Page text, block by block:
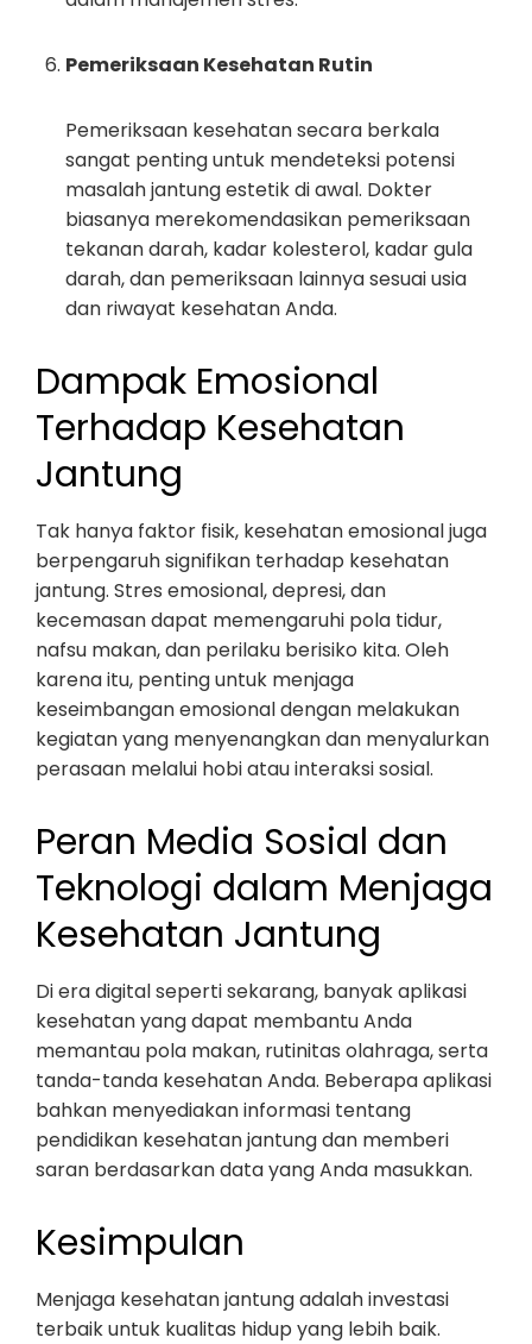
Pemeriksaan Kesehatan Rutin
Pemeriksaan kesehatan secara berkala
sangat penting untuk mendeteksi potensi
masalah jantung estetik di awal. Dokter
biasanya merekomendasikan pemeriksaan
tekanan darah, kadar kolesterol, kadar gula
darah, dan pemeriksaan lainnya sesuai usia
dan riwayat kesehatan Anda.
Dampak Emosional
Terhadap Kesehatan
Jantung
Tak hanya faktor fisik, kesehatan emosional juga
berpengaruh signifikan terhadap kesehatan
jantung. Stres emosional, depresi, dan
kecemasan dapat memengaruhi pola tidur,
nafsu makan, dan perilaku berisiko kita. Oleh
karena itu, penting untuk menjaga
keseimbangan emosional dengan melakukan
kegiatan yang menyenangkan dan menyalurkan
perasaan melalui hobi atau interaksi sosial.
Peran Media Sosial dan
Teknologi dalam Menjaga
Kesehatan Jantung
Di era digital seperti sekarang, banyak aplikasi
kesehatan yang dapat membantu Anda
memantau pola makan, rutinitas olahraga, serta
tanda-tanda kesehatan Anda. Beberapa aplikasi
bahkan menyediakan informasi tentang
pendidikan kesehatan jantung dan memberi
saran berdasarkan data yang Anda masukkan.
Kesimpulan
Menjaga kesehatan jantung adalah investasi
terbaik untuk kualitas hidup yang lebih baik.